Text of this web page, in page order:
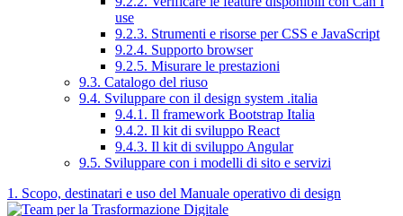
use
9.2.3. Strumenti e risorse per CSS e JavaScript
9.2.4. Supporto browser
9.2.5. Misurare le prestazioni
9.3. Catalogo del riuso
9.4. Sviluppare con il design system .italia
9.4.1. Il framework Bootstrap Italia
9.4.2. Il kit di sviluppo React
9.4.3. Il kit di sviluppo Angular
9.5. Sviluppare con i modelli di sito e servizi
1. Scopo, destinatari e uso del Manuale operativo di design